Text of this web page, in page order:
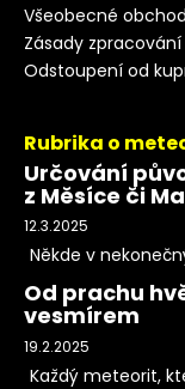
Všeobecné
Zásady
Odstoupení od
Rubrika o
Určování
z Měsíce či
12.3.2025
Někde v
Od prachu
vesmírem
19.2.2025
Každý meteorit,